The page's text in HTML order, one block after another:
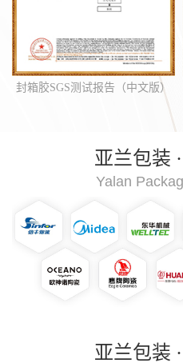
封箱胶SGS测试报告（中文版）
亚兰包装
Yalan
亚兰包装